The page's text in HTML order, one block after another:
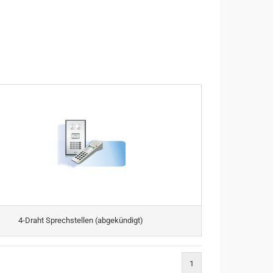
4-Draht Sprechstellen (abgekündigt)
1